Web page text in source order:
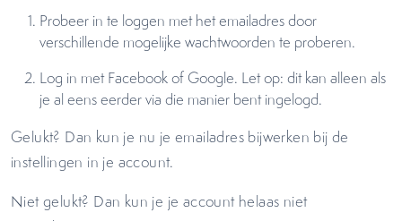
Probeer in te loggen met het emailadres door
verschillende mogelijke wachtwoorden te proberen.
Log in met Facebook of Google. Let op: dit kan alleen als
je al eens eerder via die manier bent ingelogd.
Gelukt? Dan kun je nu je emailadres bijwerken bij de
instellingen in je account.
Niet gelukt? Dan kun je je account helaas niet